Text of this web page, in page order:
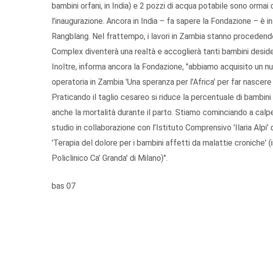
bambini orfani, in India) e 2 pozzi di acqua potabile sono
l’inaugurazione. Ancora in India – fa sapere la Fondazione –
Rangblang. Nel frattempo, i lavori in Zambia stanno
Complex diventerà una realtà e accoglierà tanti bambini
Inoltre, informa ancora la Fondazione, "abbiamo acquisito un
operatoria in Zambia 'Una speranza per l'Africa' per far
Praticando il taglio cesareo si riduce la percentuale di
anche la mortalità durante il parto. Stiamo cominciando a
studio in collaborazione con l’Istituto Comprensivo 'Ilaria Alpi'
'Terapia del dolore per i bambini affetti da malattie croniche'
Policlinico Ca’ Granda' di Milano)".
bas 07